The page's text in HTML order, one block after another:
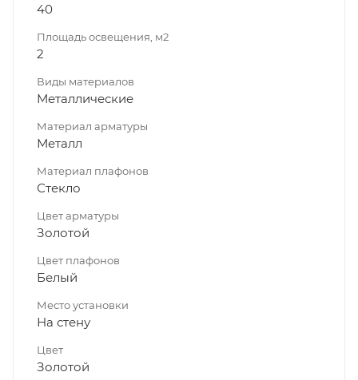
40
Площадь освещения, м2
2
Виды материалов
Металлические
Материал арматуры
Металл
Материал плафонов
Стекло
Цвет арматуры
Золотой
Цвет плафонов
Белый
Место установки
На стену
Цвет
Золотой